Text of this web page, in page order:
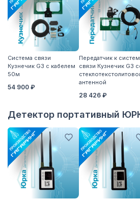
Система связи
Кузнечик G3 с кабелем
50м
54 900 ₽
Передатчик к
связи Кузнечик G3
антенной
28 426 ₽
Детектор портативный